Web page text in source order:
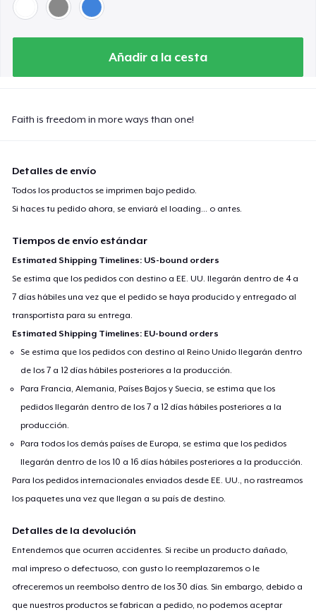
Añadir a la cesta
Faith is freedom in more ways than one!
Detalles de envío
Todos los productos se imprimen bajo pedido.
Si haces tu pedido ahora, se enviará elloading... o antes.
Tiempos de envío estándar
Estimated Shipping Timelines: US-bound orders
Se estima que los pedidos con destino a EE. UU. llegarán dentro de 4 a
7 días hábiles una vez que el pedido se haya producido y entregado al
transportista para su entrega.
Estimated Shipping Timelines: EU-bound orders
Se estima que los pedidos con destino al Reino Unido llegarán dentro
de los 7 a 12 días hábiles posteriores a la producción.
Para Francia, Alemania, Países Bajos y Suecia, se estima que los
pedidos llegarán dentro de los 7 a 12 días hábiles posteriores a la
producción.
Para todos los demás países de Europa, se estima que los pedidos
llegarán dentro de los 10 a 16 días hábiles posteriores a la producción.
Para los pedidos internacionales enviados desde EE. UU., no rastreamos
los paquetes una vez que llegan a su país de destino.
Detalles de la devolución
Entendemos que ocurren accidentes. Si recibe un producto dañado,
mal impreso o defectuoso, con gusto lo reemplazaremos o le
ofreceremos un reembolso dentro de los 30 días. Sin embargo, debido a
que nuestros productos se fabrican a pedido, no podemos aceptar